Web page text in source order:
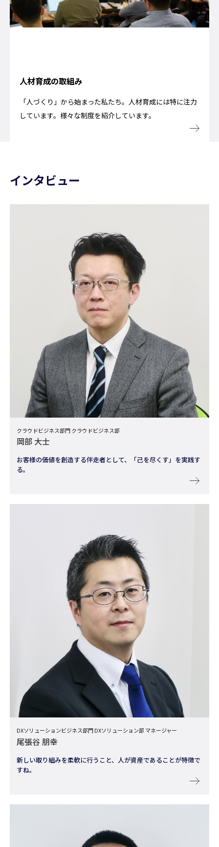
人材育成の取組み
「人づくり」から始まった私たち。人材育成には特に注力
しています。様々な制度を紹介しています。
インタビュー
クラウドビジネス部門 クラウドビジネス部
岡部 大士
お客様の価値を創造する伴走者として、「己を尽くす」を実践す
る。
DXソリューションビジネス部門 DXソリューション部 マネージャー
尾張谷 朋幸
新しい取り組みを柔軟に行うこと、人が資産であることが特徴で
すね。